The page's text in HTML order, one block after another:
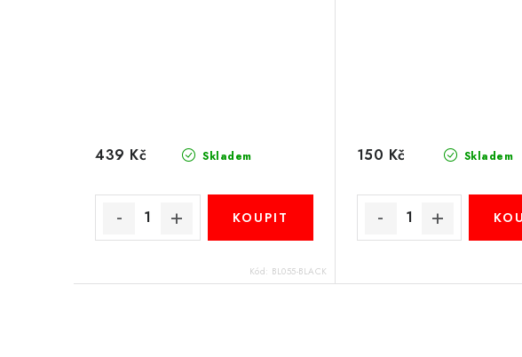
Skladem
439 Kč
Kód: BL055-BLACK
Skladem
150 Kč